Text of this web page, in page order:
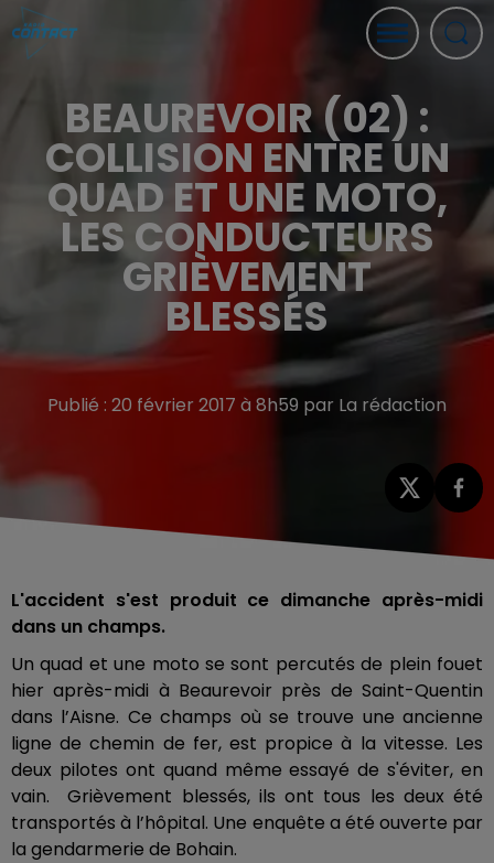
BEAUREVOIR (02) :
COLLISION ENTRE UN
QUAD ET UNE MOTO,
LES CONDUCTEURS
GRIÈVEMENT
BLESSÉS
Publié : 20 février 2017 à 8h59 par La rédaction
L'accident s'est produit ce dimanche après-midi
dans un champs.
Un quad et une moto se sont percutés de plein fouet
hier après-midi à Beaurevoir près de Saint-Quentin
dans l’Aisne. Ce champs où se trouve une ancienne
ligne de chemin de fer, est propice à la vitesse. Les
deux pilotes ont quand même essayé de s'éviter, en
vain. Grièvement blessés, ils ont tous les deux été
transportés à l’hôpital. Une enquête a été ouverte par
la gendarmerie de Bohain.